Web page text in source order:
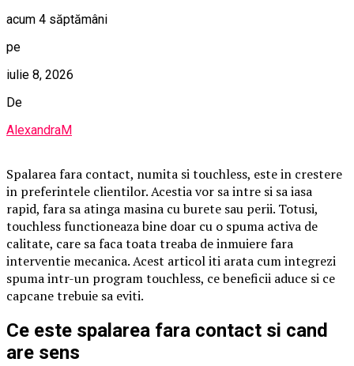
acum 4 săptămâni
pe
iulie 8, 2026
De
AlexandraM
Spalarea fara contact, numita si touchless, este in crestere
in preferintele clientilor. Acestia vor sa intre si sa iasa
rapid, fara sa atinga masina cu burete sau perii. Totusi,
touchless functioneaza bine doar cu o spuma activa de
calitate, care sa faca toata treaba de inmuiere fara
interventie mecanica. Acest articol iti arata cum integrezi
spuma intr-un program touchless, ce beneficii aduce si ce
capcane trebuie sa eviti.
Ce este spalarea fara contact si cand
are sens